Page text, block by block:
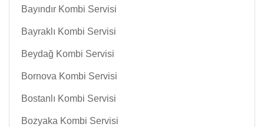
Bayındır Kombi Servisi
Bayraklı Kombi Servisi
Beydağ Kombi Servisi
Bornova Kombi Servisi
Bostanlı Kombi Servisi
Bozyaka Kombi Servisi